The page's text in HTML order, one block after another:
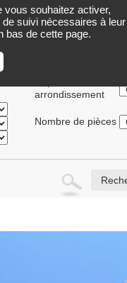
LOCATIONS
arrondissement
Nombre de pièces
vous souhaitez activer,
suivi nécessaires à
bas de cette page.